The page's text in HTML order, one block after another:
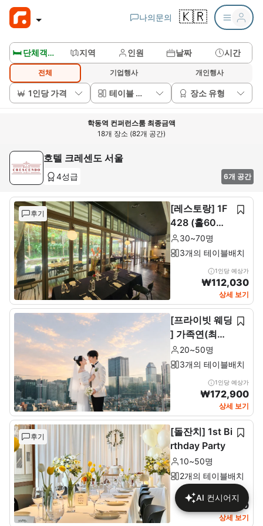
나의문의 🇰🇷
🛏️ 단체객실보기 지역 인원 날짜 시간
전체 기업행사 개인행사
1인당 가격 테이블 배치 장소 유형
학동역 컨퍼런스룸 최종금액
18개 장소 (82개 공간)
호텔 크레센도 서울
4성급 6개 공간
후기
[레스토랑] 1F
428 (홀60석+
룸10석)
30~70명
3개의 테이블배치
1인당 예상가
₩112,030
상세 보기
[프라이빗 웨딩
] 가족연(최소2
0~최대 50인)
20~50명
3개의 테이블배치
1인당 예상가
₩172,900
상세 보기
후기
[돌잔치] 1st Bi
rthday Party
10~50명
2개의 테이블배치
1인당 예상가
₩137,680
상세 보기
AI 컨시어지